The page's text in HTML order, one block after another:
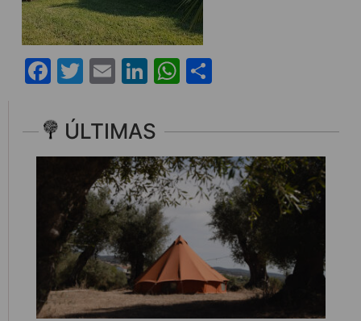
Facebook
Twitter
EmailLinkedIn
WhatsApp
ÚLTIMAS